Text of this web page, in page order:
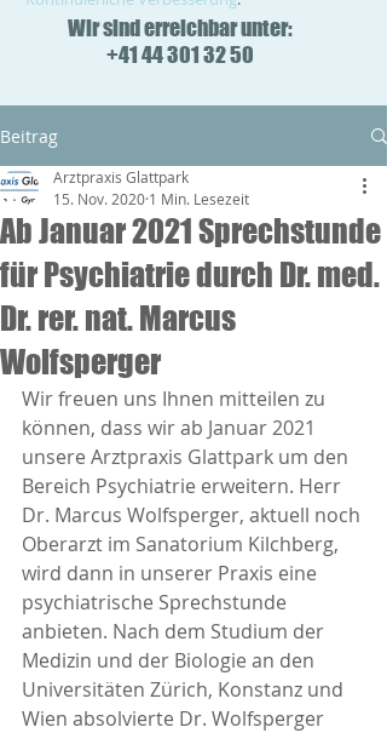
Wir sind erreichbar unter:
+41 44 301 32 50
Beitrag
Ab Januar 2021 Sprechstunde
für Psychiatrie durch Dr. med.
Dr. rer. nat. Marcus
Wolfsperger
Arztpraxis Glattpark
15. Nov. 2020 1 Min. Lesezeit
Wir freuen uns Ihnen mitteilen zu
können, dass wir ab Januar 2021
unsere Arztpraxis Glattpark um den
Bereich Psychiatrie erweitern. Herr
Dr. Marcus Wolfsperger, aktuell noch
Oberarzt im Sanatorium Kilchberg,
wird dann in unserer Praxis eine
psychiatrische Sprechstunde
anbieten. Nach dem Studium der
Medizin und der Biologie an den
Universitäten Zürich, Konstanz und
Wien absolvierte Dr. Wolfsperger